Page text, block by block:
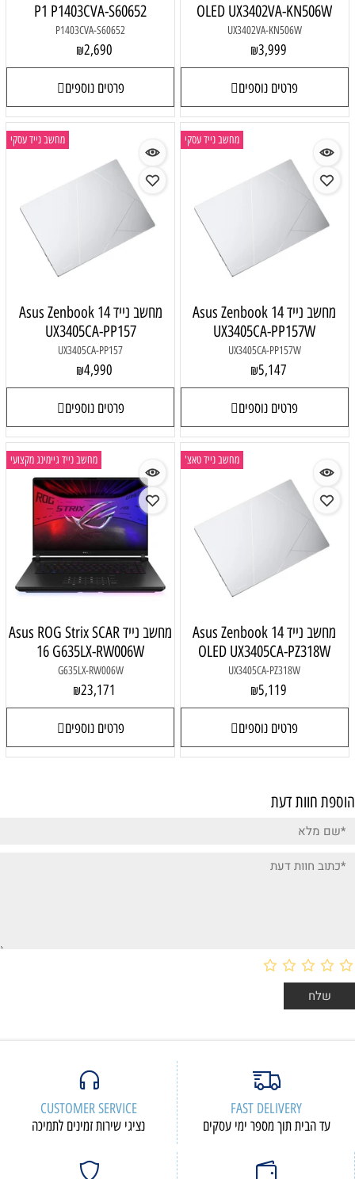
OLED UX3402VA-KN506W
UX3402VA-KN506W
₪3,999
פרטים נוספים
P1 P1403CVA-S60652
P1403CVA-S60652
₪2,690
פרטים נוספים
מחשב נייד עסקי
מחשב נייד Asus Zenbook 14
UX3405CA-PP157W
UX3405CA-PP157W
₪5,147
פרטים נוספים
מחשב נייד עסקי
מחשב נייד Asus Zenbook 14
UX3405CA-PP157
UX3405CA-PP157
₪4,990
פרטים נוספים
מחשב נייד טאצ'
מחשב נייד Asus Zenbook 14
OLED UX3405CA-PZ318W
UX3405CA-PZ318W
₪5,119
פרטים נוספים
מחשב נייד גיימינג מקצועי
מחשב נייד Asus ROG Strix SCAR
16 G635LX-RW006W
G635LX-RW006W
₪23,171
פרטים נוספים
הוספת חוות דעת
FAST DELIVERY
עד הבית תוך מספר ימי עסקים
CUSTOMER SERVICE
נציגי שירות זמינים לתמיכה